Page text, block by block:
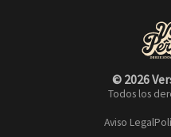
© 2026
Todos los
Aviso Legal